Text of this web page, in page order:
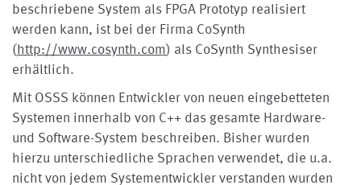
beschriebene System als FPGA Prototyp realisiert
werden kann, ist bei der Firma CoSynth
(http://www.cosynth.com) als CoSynth Synthesiser
erhältlich.
Mit OSSS können Entwickler von neuen eingebetteten
Systemen innerhalb von C++ das gesamte Hardware-
und Software-System beschreiben. Bisher wurden
hierzu unterschiedliche Sprachen verwendet, die u.a.
nicht von jedem Systementwickler verstanden wurden